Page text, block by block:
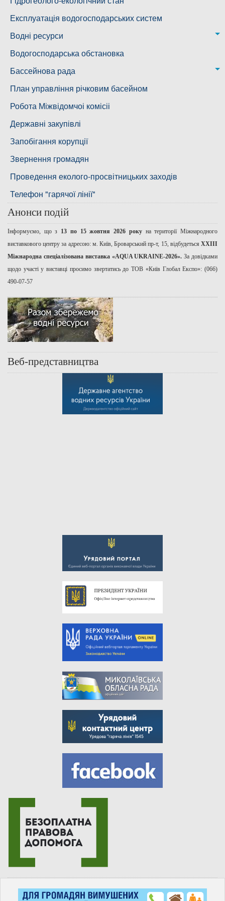
Ковалівська дільниця
Новобузька дільниця
Снігурівська дільниця
Дільниця з обслуговування насосного обладнання та
водоочисних установок
Лабораторія питного водопостачання
Експлуатація водогосподарських систем
Водні ресурси
Режими роботи водних об’єктів
Водогосподарська обстановка
Бассейнова рада
Басейнова рада Південного Бугу
Басейнова рада нижнього Дніпра
Басейнова рада річок Причорномор'я
План управління річковим басейном
Робота Міжвідомчоі комісіі
Державні закупівлі
Запобігання корупції
Звернення громадян
Проведення еколого-просвітницьких заходів
Телефон "гарячої лінії"
Анонси подій
Інформуємо, що з 13 по 15 жовтня 2026 рокуна території Міжнародного
виставкового центру за адресою: м. Київ, Броварський пр-т, 15, відбудеться ХХІІІ
Міжнародна спеціалізована виставка «AQUA UKRAINE-2026».За довідками
щодо участі у виставці просимо звертатись до ТОВ «Київ Глобал Експо»: (066)
490-07-57
Веб-представництва